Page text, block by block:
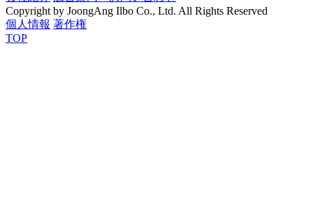
Copyright by JoongAng Ilbo Co., Ltd. All Rights Reserved
個人情報 著作権
TOP